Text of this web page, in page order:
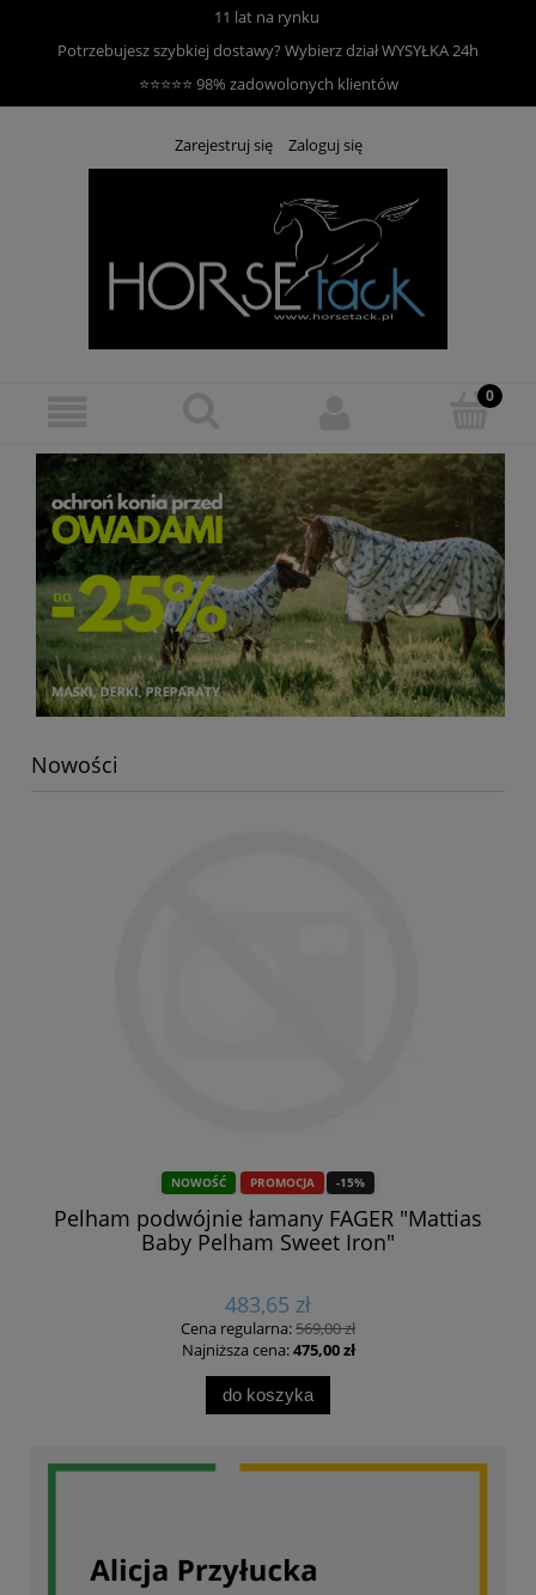
11 lat na rynku
Potrzebujesz szybkiej dostawy? Wybierz działWYSYŁKA 24h
⭐⭐⭐⭐⭐ 98% zadowolonych klientów
Zarejestruj się Zaloguj się
Nowości
PROMOCJA -15%
NOWOŚĆ
Pelham podwójnie łamany FAGER "Mattias
Baby Pelham Sweet Iron"
483,65 zł
Cena regularna:569,00 zł
Najniższa cena:475,00 zł
do koszyka